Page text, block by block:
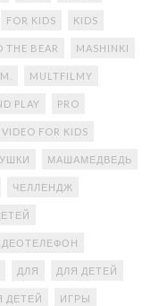
FOR KIDS KIDS
THE BEAR MASHINKI
MULTFILMY
PLAY PRO
VIDEO FOR KIDS
МАШАМЕДВЕДЬ
ЧЕЛЛЕНДЖ
ДЛЯ ДЛЯ ДЕТЕЙ
ДЕТЕЙ ИГРЫ